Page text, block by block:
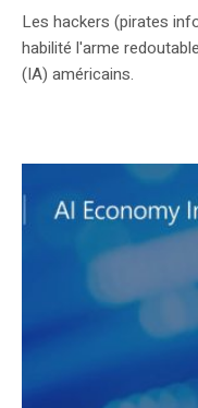
Les hackers (pirates
habilité l'arme
(IA) américains.